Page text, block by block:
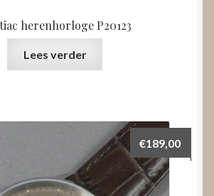
herenhorloge P20123
Lees verder
€189,00